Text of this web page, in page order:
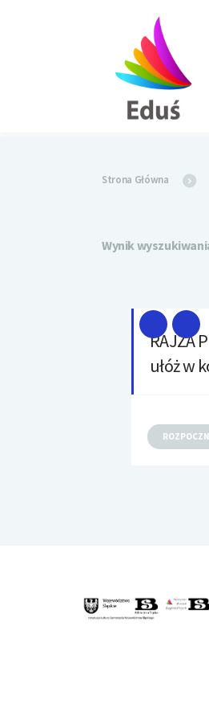
Strona Główna
Wynik
RAJZA
ułóż w